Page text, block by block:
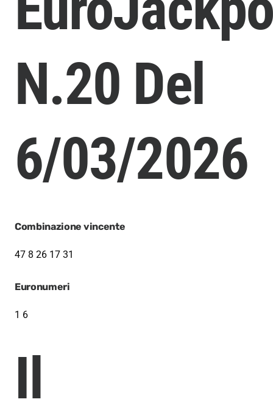
N.20 Del
6/03/2026
Combinazione vincente
47 8 26 17 31
Euronumeri
1 6
Il